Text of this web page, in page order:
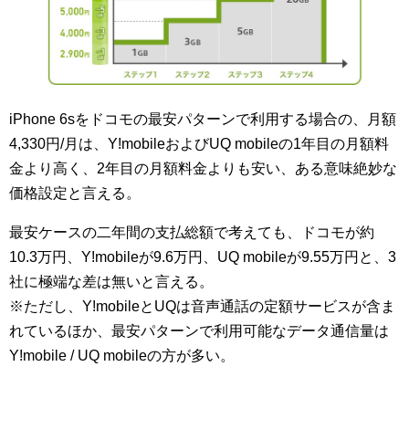
iPhone 6sをドコモの最安パターンで利用する場合の、月額
4,330円/月は、Y!mobileおよびUQ mobileの1年目の月額料
金より高く、2年目の月額料金よりも安い、ある意味絶妙な
価格設定と言える。
最安ケースの二年間の支払総額で考えても、ドコモが約
10.3万円、Y!mobileが9.6万円、UQ mobileが9.55万円と、3
社に極端な差は無いと言える。
※ただし、Y!mobileとUQは音声通話の定額サービスが含ま
れているほか、最安パターンで利用可能なデータ通信量は
Y!mobile / UQ mobileの方が多い。